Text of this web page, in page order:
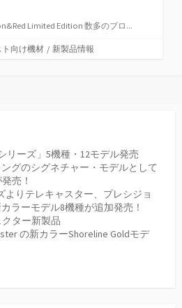
Limited Edition 数多のプロ...
ト向け機材 / 新製品情報
リーズ」5機種・12モデル発売
グのシグネチャー・モデルとして
売！
よりテレキャスター、プレシジョ
ラーモデル8機種が追加発売！
ター新製品
の新カラーShoreline Goldモデ